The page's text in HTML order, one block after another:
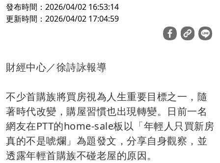
發布時間：2026/04/02 16:53:14
更新時間：2026/04/02 17:04:59
財經中心／徐詩詠報導
不少首購族將買房視為人生重要目標之一，隨
著時代改變，購屋習慣也出現轉變。日前一名
網友在PTT的home-sale板以「年輕人只買新房
真的不是唬爛」為題發文，分享自身觀察，並
透露年輕首購族不碰老屋的原因。